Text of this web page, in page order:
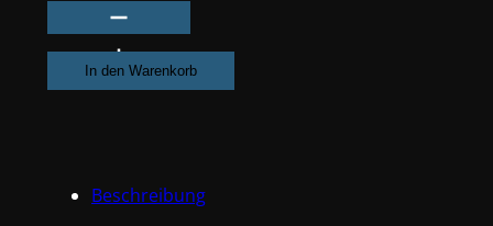
Motorrad
Kennzeichenhalter
Wölfe
Optik
In den Warenkorb
Beschreibung